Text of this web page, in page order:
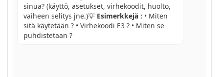
sinua? (käyttö, asetukset, virhekoodit, huolto,
vaiheen selitys jne.)💡 Esimerkkejä : • Miten
sitä käytetään ? • Virhekoodi E3 ? • Miten se
puhdistetaan ?